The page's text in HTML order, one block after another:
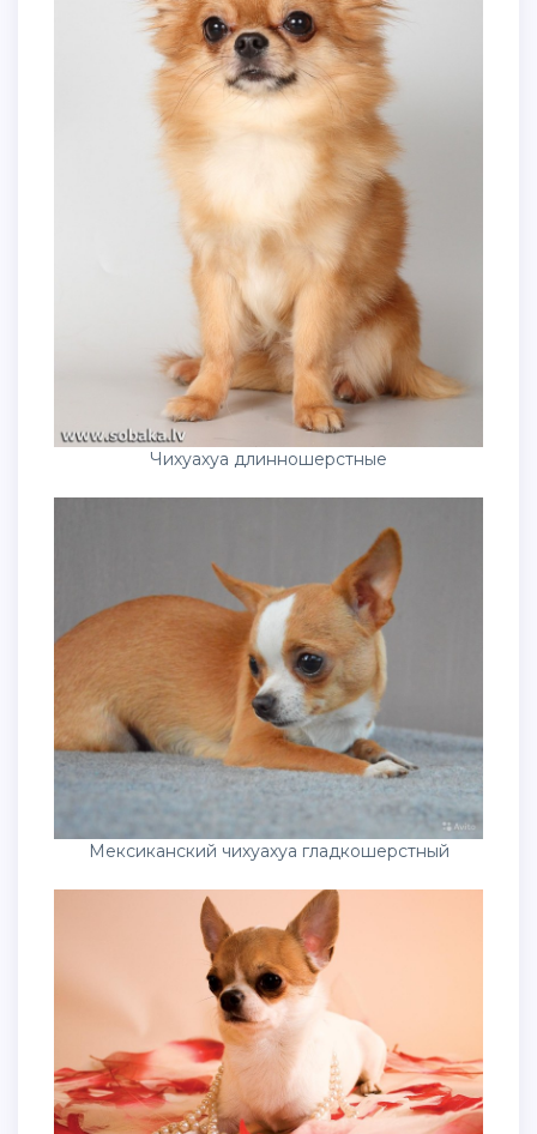
Чихуахуа длинношерстные
Мексиканский чихуахуа гладкошерстный